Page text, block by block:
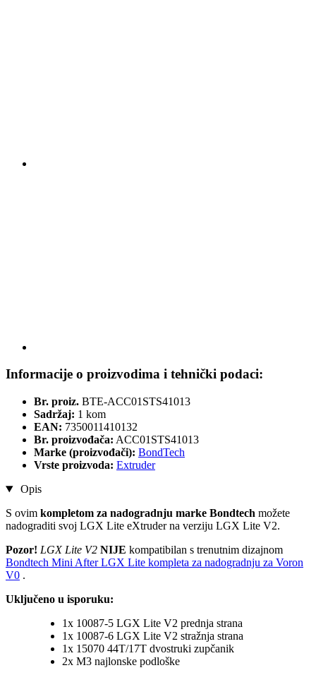
Informacije o proizvodima i tehnički podaci:
Br. proiz. BTE-ACC01STS41013
Sadržaj: 1 kom
EAN: 7350011410132
Br. proizvođača: ACC01STS41013
Marke (proizvođači): BondTech
Vrste proizvoda: Extruder
Opis
S ovim kompletom za nadogradnju marke Bondtech možete
nadograditi svoj LGX Lite eXtruder na verziju LGX Lite V2.
Pozor! LGX Lite V2 NIJE kompatibilan s trenutnim dizajnom
Bondtech Mini After LGX Lite kompleta za nadogradnju za Voron
V0 .
Uključeno u isporuku:
1x 10087-5 LGX Lite V2 prednja strana
1x 10087-6 LGX Lite V2 stražnja strana
1x 15070 44T/17T dvostruki zupčanik
2x M3 najlonske podloške